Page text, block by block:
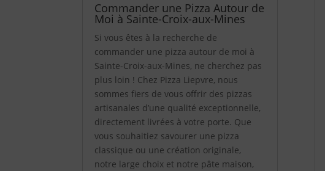
Commander une Pizza Autour de
Moi à Sainte-Croix-aux-Mines
Si vous êtes à la recherche de
commander une pizza autour de moi à
Sainte-Croix-aux-Mines, ne cherchez pas
plus loin ! Chez Pizza Liepvre, nous
sommes fiers de vous offrir des pizzas
artisanales d’une qualité exceptionnelle,
directement livrées à votre porte. Que
vous souhaitiez savourer une pizza
classique ou une création originale,
notre large choix et notre pâte maison,